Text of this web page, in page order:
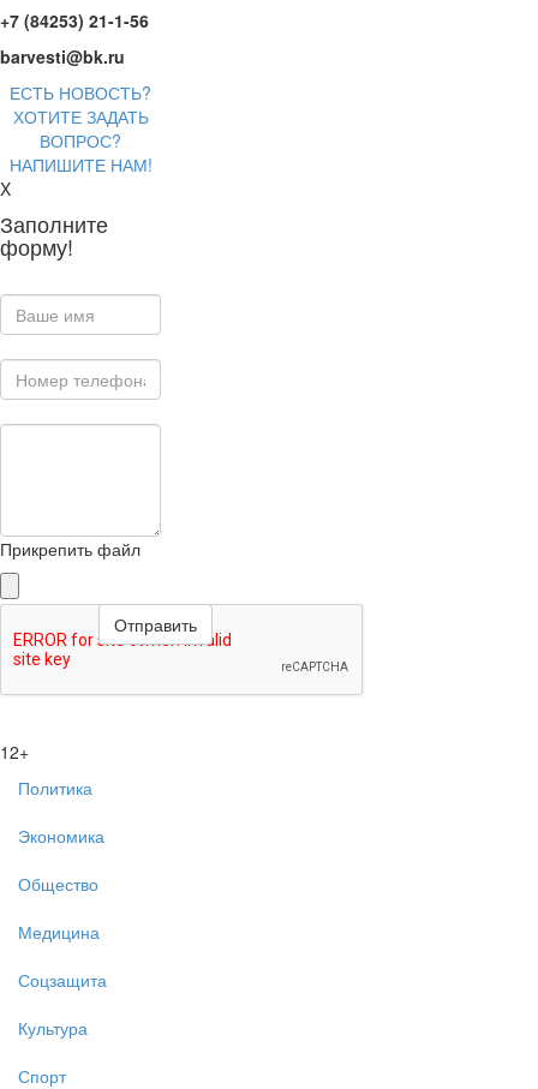
+7 (84253) 21-1-56
barvesti@bk.ru
ЕСТЬ НОВОСТЬ?
ХОТИТЕ ЗАДАТЬ
ВОПРОС?
НАПИШИТЕ НАМ!
X
Заполните
форму!
Прикрепить файл
12+
Политика
Экономика
Общество
Медицина
Соцзащита
Культура
Спорт